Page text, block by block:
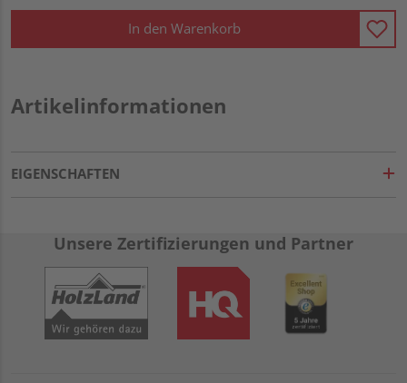
In den Warenkorb
Artikelinformationen
EIGENSCHAFTEN
Unsere Zertifizierungen und Partner